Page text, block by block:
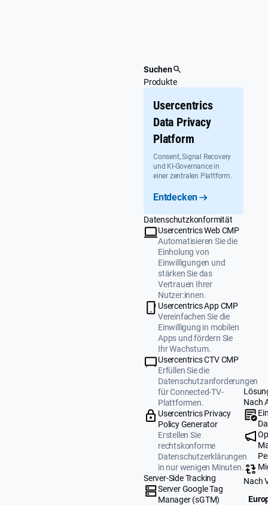
Suchen
Produkte
Usercentrics
Data Privacy
Platform
Consent, Signal Recovery
und KI-Governance in
einer zentralen Plattform.
Entdecken
Datenschutzkonformität
Usercentrics Web CMP
Automatisieren Sie die
Einholung von
Einwilligungen und
stärken Sie das
Vertrauen Ihrer
Nutzer:innen.
Usercentrics App CMP
Vereinfachen Sie die
Einwilligung in mobilen
Apps und fördern Sie
Ihr Wachstum.
Usercentrics CTV CMP
Erfüllen Sie die
Datenschutzanforderungen
für Connected-TV-
Plattformen.
Usercentrics Privacy
Policy Generator
Erstellen Sie
rechtskonforme
Datenschutzerklärungen
in nur wenigen Minuten.
Server-Side Tracking
Server Google Tag
Manager (sGTM)
Nach
Nach